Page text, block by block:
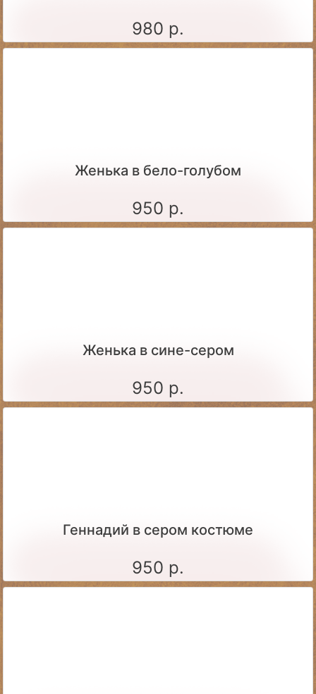
980 р.
Женька в бело-голубом
950 р.
Женька в сине-сером
950 р.
Геннадий в сером костюме
950 р.